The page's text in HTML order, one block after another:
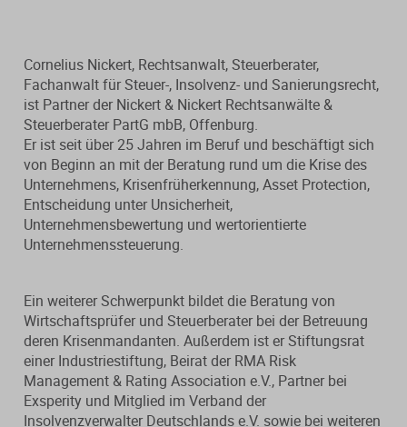
Formulare
Fahrtenbücher
Fachwissen
Fundierte Informationen und
Fachinhalte rund um Steuerrecht und
Kanzleipraxis.
Merkblätter
Checklisten
Mandanten-Info
Ausbildungsbegleitung
Quer- und Wiedereinstieg
Webinare
Live-Onlineveranstaltungen mit
Interaktion und nachträglichem
Zugriff auf Aufzeichnungen.
Live-Termine
Aufzeichnungen
Kanzleischulungen
Prüfungsvorbereitung
Steuern
Einkommensteuer
Erbschaftsteuer / Schenkungsteuer
Gewerbesteuer
Körperschaft- / Umwandlungsteuer
Lohnsteuer
Umsatzsteuer
Verfahrensrecht / Abgabenordnung
Cornelius Nickert, Rechtsanwalt, Steuerberater,
Fachanwalt für Steuer-, Insolvenz- und Sanierungsrecht,
ist Partner der Nickert & Nickert Rechtsanwälte &
Steuerberater PartG mbB, Offenburg.
Er ist seit über 25 Jahren im Beruf und beschäftigt sich
von Beginn an mit der Beratung rund um die Krise des
Unternehmens, Krisenfrüherkennung, Asset Protection,
Entscheidung unter Unsicherheit,
Unternehmensbewertung und wertorientierte
Unternehmenssteuerung.
Ein weiterer Schwerpunkt bildet die Beratung von
Wirtschaftsprüfer und Steuerberater bei der Betreuung
deren Krisenmandanten. Außerdem ist er Stiftungsrat
einer Industriestiftung, Beirat der RMA Risk
Management & Rating Association e.V., Partner bei
Exsperity und Mitglied im Verband der
Insolvenzverwalter Deutschlands e.V. sowie bei weiteren